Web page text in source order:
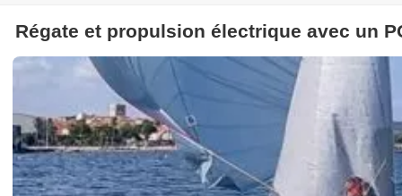
BoatIndustry.fr
Equipementiers
Accastillage Electronique Accessoires Voilerie
Régate et propulsion électrique avec un